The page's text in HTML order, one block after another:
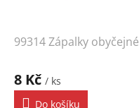
99314 Zápalky obyčejné
8 Kč / ks
Do košíku